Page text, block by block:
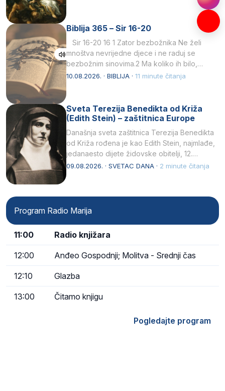
Biblija 365 – Sir 16-20
Sir 16-20 16 1 Zator bezbožnika Ne želi
mnoštva nevrijedne djece i ne raduj se
bezbožnim sinovima.2 Ma koliko ih bilo,…
10.08.2026. · BIBLIJA · 11 minute čitanja
Sveta Terezija Benedikta od Križa
(Edith Stein) – zaštitnica Europe
Današnja sveta zaštitnica Terezija Benedikta
od Križa rođena je kao Edith Stein, najmlađe,
jedanaesto dijete židovske obitelji, 12.
listopada 1891, u Wrocławu…
09.08.2026. · SVETAC DANA · 2 minute čitanja
Program Radio Marija
11:00 Radio knjižara
12:00 Anđeo Gospodnji; Molitva - Srednji čas
12:10 Glazba
13:00 Čitamo knjigu
Pogledajte program